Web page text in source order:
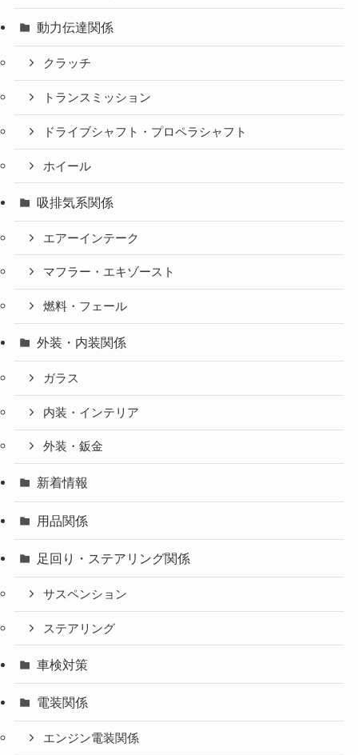
動力伝達関係
クラッチ
トランスミッション
ドライブシャフト・プロペラシャフト
ホイール
吸排気系関係
エアーインテーク
マフラー・エキゾースト
燃料・フェール
外装・内装関係
ガラス
内装・インテリア
外装・鈑金
新着情報
用品関係
足回り・ステアリング関係
サスペンション
ステアリング
車検対策
電装関係
エンジン電装関係